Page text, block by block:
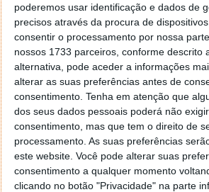
poderemos usar identificação e dados de
precisos através da procura de
consentir o processamento por nossa
nossos 1733 parceiros, conforme descrito
alternativa, pode aceder a informações
alterar as suas preferências antes de
consentimento. Tenha em atenção que
dos seus dados pessoais poderá não
consentimento, mas que tem o direito de
processamento. As suas preferências
este website. Você pode alterar suas
consentimento a qualquer momento
clicando no botão "Privacidade" na parte
Henrik Fisker, presidente e fundador